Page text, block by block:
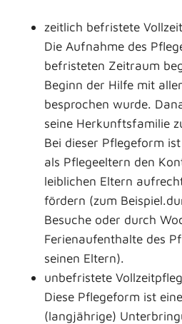
zeitlich befristete
Die Aufnahme des
befristeten Zeitraum
Beginn der Hilfe mit
besprochen wurde.
seine Herkunftsfamilie
Bei dieser Pflegeform
als Pflegeeltern den
leiblichen Eltern
fördern (zum
Besuche oder durch
Ferienaufenthalte des
seinen Eltern).
unbefristete
Diese Pflegeform ist
(langjährige)